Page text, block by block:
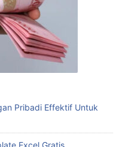
Pribadi Effektif Untuk